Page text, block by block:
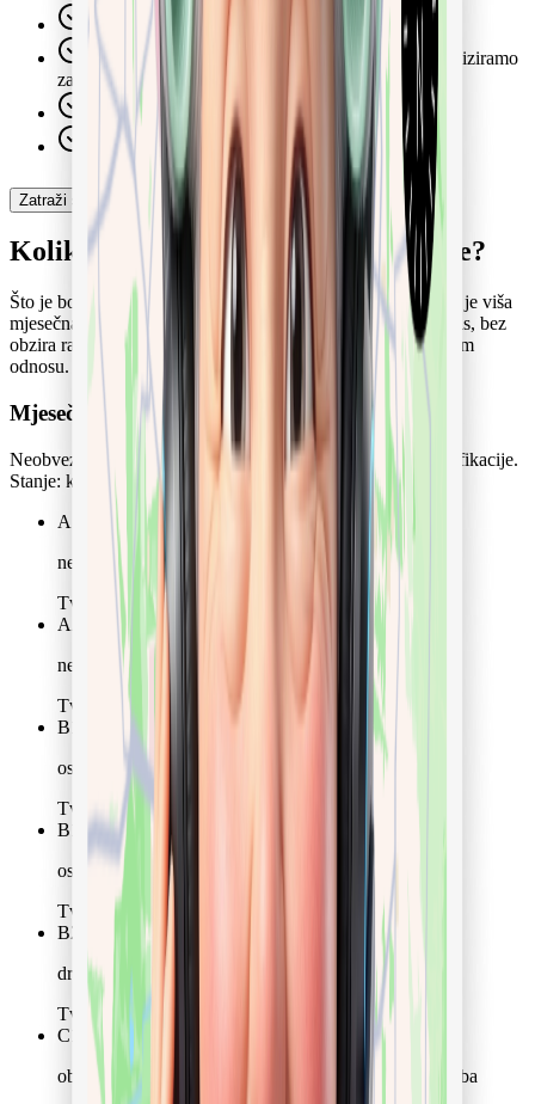
Njegovatelje biramo za tebe
Izmjene planiramo unaprijed, kod izostanka organiziramo
zamjenu
Ugovor i obračun idu preko CAIR-a
Stalna kontakt osoba tijekom cijelog angažmana
Zatraži savjetovanje Više informacija
Koliko košta koja razina kvalifikacije?
Što je bolja razina jezika, iskustvo i dodatne kvalifikacije, to je viša
mjesečna cijena. Raspon vrijedi za sve njegovateljice kod nas, bez
obzira rade li samostalno, preko agencije ili u stalnom radnom
odnosu. Naknada za uslugu od 15 % je uključena.
Mjesečne cijene prema razini kvalifikacije
Neobvezujuće orijentacijske vrijednosti prema stupnju kvalifikacije.
Stanje: kolovoz 2026..
A1
< 1 godina
nema
Tvoja cijena mjesečno
A2
1–3 godine
nema
Tvoja cijena mjesečno
2.998 € – 4.044 €
B1
3–5 godina
osnovni tečaj njege
Tvoja cijena mjesečno
B1
3–5 godina
osnovni tečaj njege / edukacija o demenciji
Tvoja cijena mjesečno
B2
5+ godina
državno priznato obrazovanje za pomoćnika u njezi
Tvoja cijena mjesečno
C1
5+ godina
obrazovanje za medicinsku njegu ili njegu starijih osoba